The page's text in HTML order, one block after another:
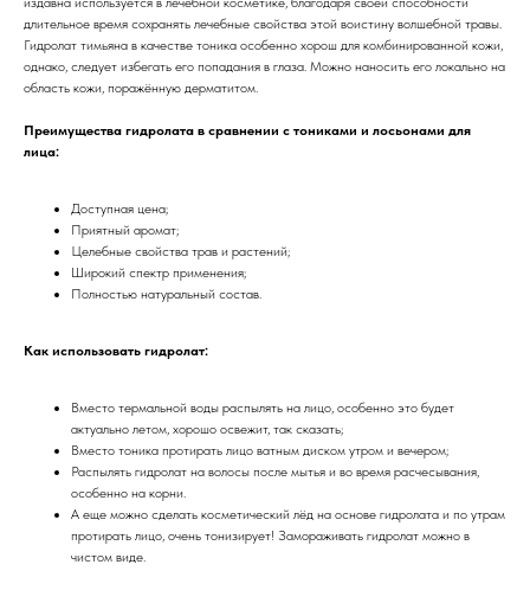
длительное время сохранять лечебные свойства этой воистину волшебной травы.
Гидролат тимьяна в качестве тоника особенно хорош для комбинированной кожи,
однако, следует избегать его попадания в глаза. Можно наносить его локально на
область кожи, поражённую дерматитом.
Преимущества гидролата в сравнении с тониками и лосьонами для
лица:
Доступная цена;
Приятный аромат;
Целебные свойства трав и растений;
Широкий спектр применения;
Полностью натуральный состав.
Как использовать гидролат:
Вместо термальной воды распылять на лицо, особенно это будет
актуально летом, хорошо освежит, так сказать;
Вместо тоника протирать лицо ватным диском утром и вечером;
Распылять гидролат на волосы после мытья и во время расчесывания,
особенно на корни.
А еще можно сделать косметический лёд на основе гидролата и по утрам
протирать лицо, очень тонизирует! Замораживать гидролат можно в
чистом виде.